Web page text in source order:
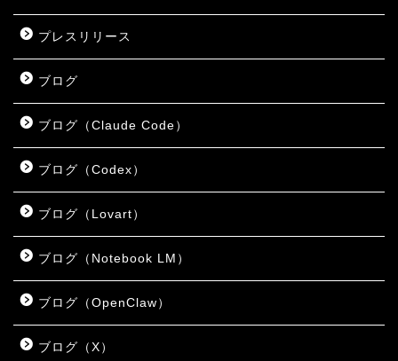
プレスリリース
ブログ
ブログ（Claude Code）
ブログ（Codex）
ブログ（Lovart）
ブログ（Notebook LM）
ブログ（OpenClaw）
ブログ（X）